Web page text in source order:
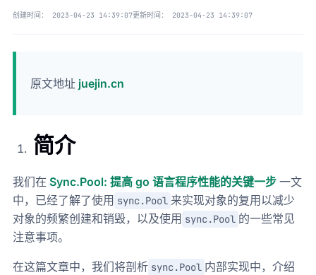
创建时间： 2023-04-23 14:39:07更新时间： 2023-04-23 14:39:07
原文地址 juejin.cn
简介
我们在 Sync.Pool: 提高 go 语言程序性能的关键一步 一文
中，已经了解了使用 sync.Pool 来实现对象的复用以减少
对象的频繁创建和销毁，以及使用 sync.Pool 的一些常见
注意事项。
在这篇文章中，我们将剖析 sync.Pool 内部实现中，介绍